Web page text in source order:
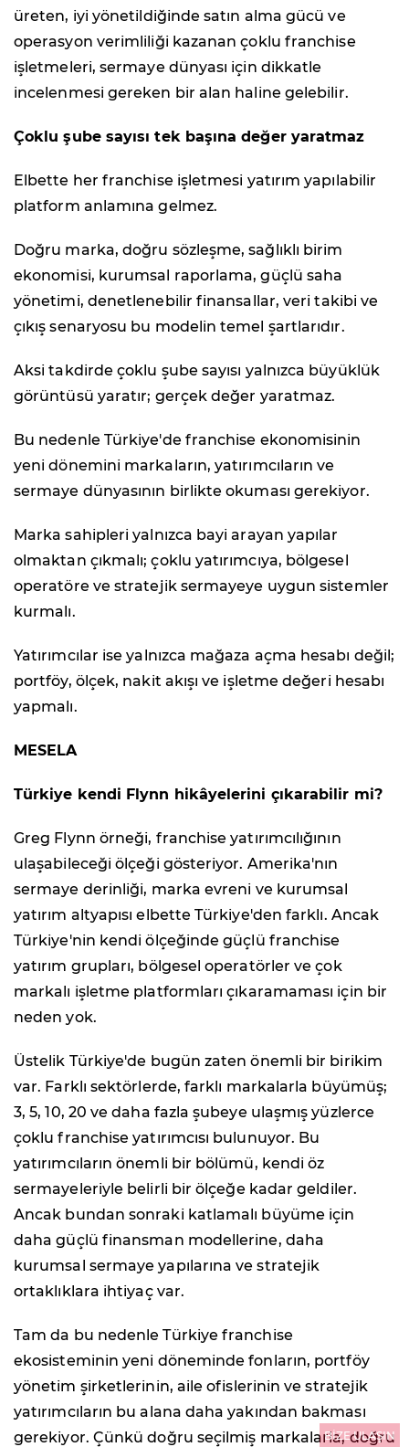
üreten, iyi yönetildiğinde satın alma gücü ve
operasyon verimliliği kazanan çoklu franchise
işletmeleri, sermaye dünyası için dikkatle
incelenmesi gereken bir alan haline gelebilir.
Çoklu şube sayısı tek başına değer yaratmaz
Elbette her franchise işletmesi yatırım yapılabilir
platform anlamına gelmez.
Doğru marka, doğru sözleşme, sağlıklı birim
ekonomisi, kurumsal raporlama, güçlü saha
yönetimi, denetlenebilir finansallar, veri takibi ve
çıkış senaryosu bu modelin temel şartlarıdır.
Aksi takdirde çoklu şube sayısı yalnızca büyüklük
görüntüsü yaratır; gerçek değer yaratmaz.
Bu nedenle Türkiye'de franchise ekonomisinin
yeni dönemini markaların, yatırımcıların ve
sermaye dünyasının birlikte okuması gerekiyor.
Marka sahipleri yalnızca bayi arayan yapılar
olmaktan çıkmalı; çoklu yatırımcıya, bölgesel
operatöre ve stratejik sermayeye uygun sistemler
kurmalı.
Yatırımcılar ise yalnızca mağaza açma hesabı değil;
portföy, ölçek, nakit akışı ve işletme değeri hesabı
yapmalı.
MESELA
Türkiye kendi Flynn hikâyelerini çıkarabilir mi?
Greg Flynn örneği, franchise yatırımcılığının
ulaşabileceği ölçeği gösteriyor. Amerika'nın
sermaye derinliği, marka evreni ve kurumsal
yatırım altyapısı elbette Türkiye'den farklı. Ancak
Türkiye'nin kendi ölçeğinde güçlü franchise
yatırım grupları, bölgesel operatörler ve çok
markalı işletme platformları çıkaramaması için bir
neden yok.
Üstelik Türkiye'de bugün zaten önemli bir birikim
var. Farklı sektörlerde, farklı markalarla büyümüş;
3, 5, 10, 20 ve daha fazla şubeye ulaşmış yüzlerce
çoklu franchise yatırımcısı bulunuyor. Bu
yatırımcıların önemli bir bölümü, kendi öz
sermayeleriyle belirli bir ölçeğe kadar geldiler.
Ancak bundan sonraki katlamalı büyüme için
daha güçlü finansman modellerine, daha
kurumsal sermaye yapılarına ve stratejik
ortaklıklara ihtiyaç var.
Tam da bu nedenle Türkiye franchise
ekosisteminin yeni döneminde fonların, portföy
yönetim şirketlerinin, aile ofislerinin ve stratejik
yatırımcıların bu alana daha yakından bakması
gerekiyor. Çünkü doğru seçilmiş markalarla, doğru
BİZE ULAŞIN